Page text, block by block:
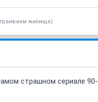
жилище)
страшном сериале